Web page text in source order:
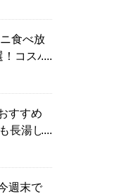
食べ放
！コスパ
すすめ
長湯し
週末で